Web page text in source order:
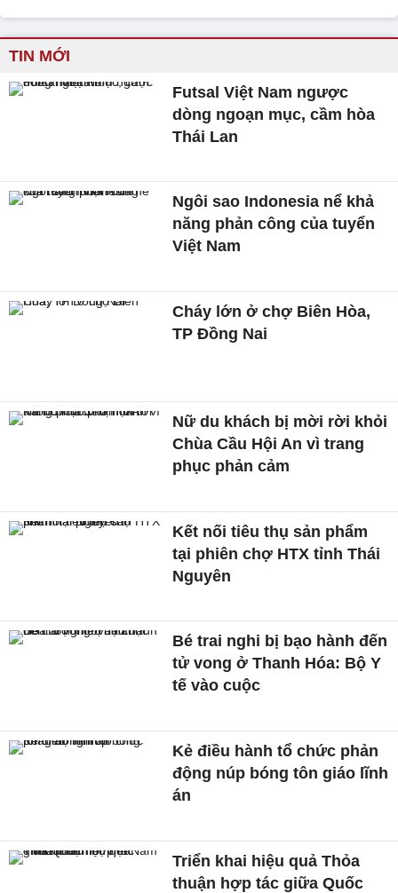
TIN MỚI
Futsal Việt Nam ngược
dòng ngoạn mục, cầm hòa
Thái Lan
Ngôi sao Indonesia nể khả
năng phản công của tuyển
Việt Nam
Cháy lớn ở chợ Biên Hòa,
TP Đồng Nai
Nữ du khách bị mời rời khỏi
Chùa Cầu Hội An vì trang
phục phản cảm
Kết nối tiêu thụ sản phẩm
tại phiên chợ HTX tỉnh Thái
Nguyên
Bé trai nghi bị bạo hành đến
tử vong ở Thanh Hóa: Bộ Y
tế vào cuộc
Kẻ điều hành tổ chức phản
động núp bóng tôn giáo lĩnh
án
Triển khai hiệu quả Thỏa
thuận hợp tác giữa Quốc